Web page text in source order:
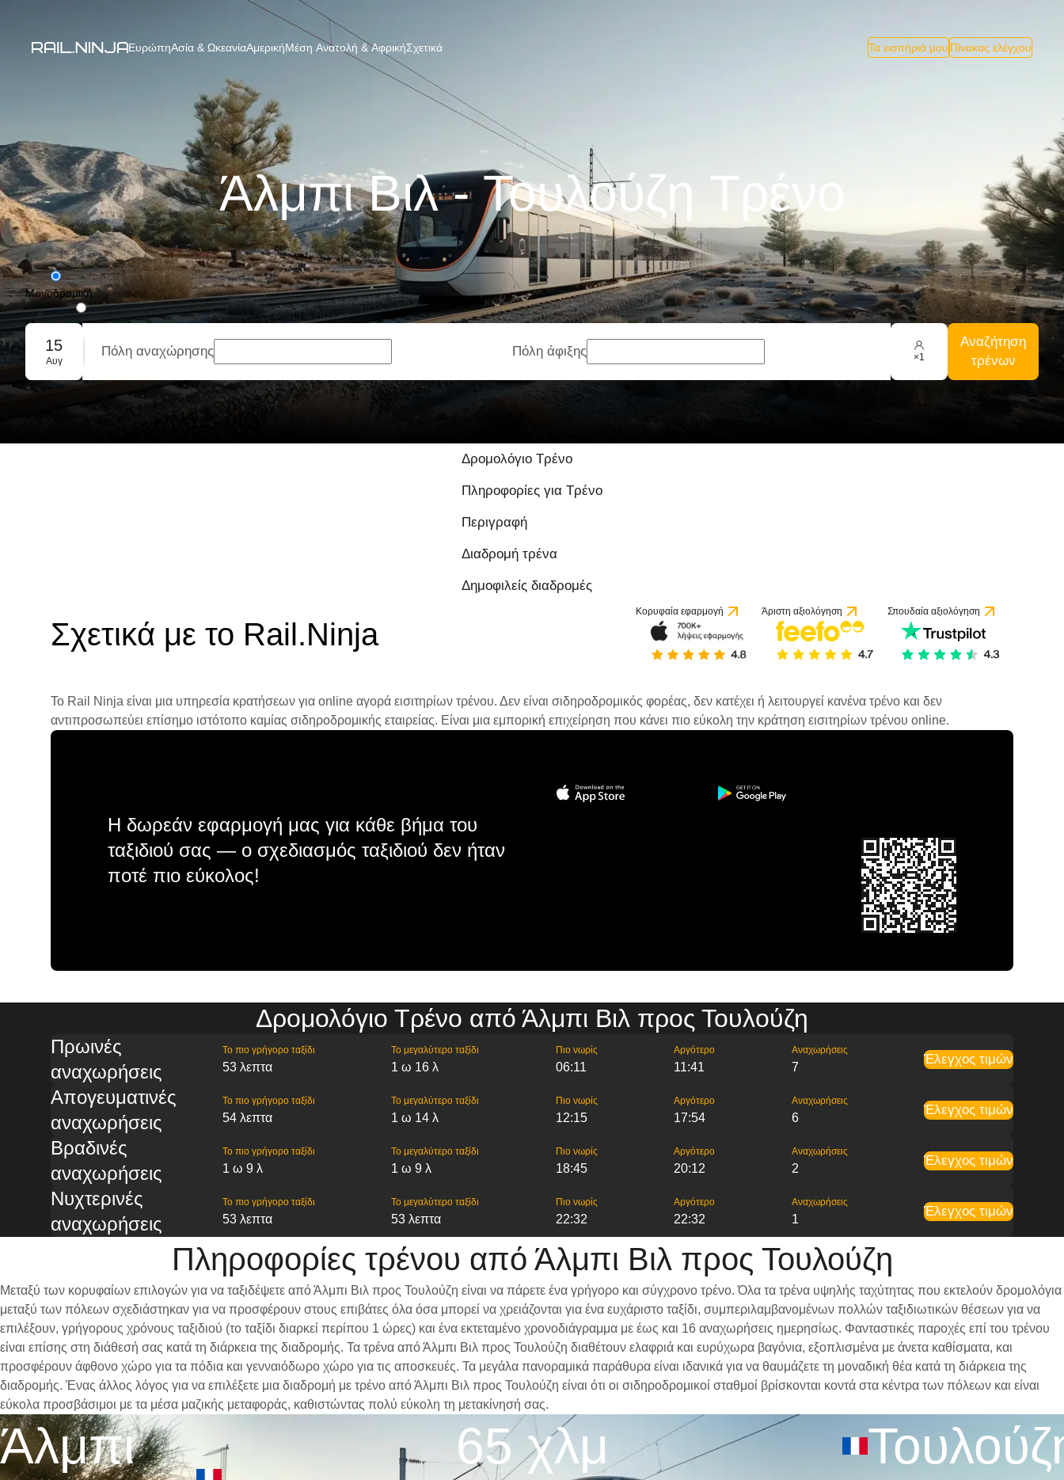
ΕυρώπηΑσία & ΩκεανίαΑμερικήΜέση Ανατολή & ΑφρικήΣχετικά Τα εισιτήριά μου Πίνακας ελέγχου
Άλμπι Βιλ - Τουλούζη Tρένο
Μονοδρομική
Με επιστροφή
Ομαδική κράτηση
15
Αυγ
Πόλη αναχώρησης Πόλη άφιξης ×1
Αναζήτηση
τρένων
Δρομολόγιο Τρένο
Πληροφορίες για Τρένο
Περιγραφή
Διαδρομή τρένα
Δημοφιλείς διαδρομές
Σχετικά με το Rail.Ninja
Κορυφαία εφαρμογή Άριστη αξιολόγηση Σπουδαία αξιολόγηση
Το Rail Ninja είναι μια υπηρεσία κρατήσεων για online αγορά εισιτηρίων τρένου. Δεν είναι σιδηροδρομικός φορέας, δεν κατέχει ή λειτουργεί κανένα τρένο και δεν
αντιπροσωπεύει επίσημο ιστότοπο καμίας σιδηροδρομικής εταιρείας. Είναι μια εμπορική επιχείρηση που κάνει πιο εύκολη την κράτηση εισιτηρίων τρένου online.
Η δωρεάν εφαρμογή μας για κάθε βήμα του
ταξιδιού σας — ο σχεδιασμός ταξιδιού δεν ήταν
ποτέ πιο εύκολος!
Δρομολόγιο Τρένο από Άλμπι Βιλ προς Τουλούζη
Πρωινές
αναχωρήσεις
Το πιο γρήγορο ταξίδι
53 λεπτα
Το μεγαλύτερο ταξίδι
1 ω 16 λ
Πιο νωρίς
06:11
Αργότερο
11:41
Αναχωρήσεις
7
Έλεγχος τιμών
Απογευματινές
αναχωρήσεις
Το πιο γρήγορο ταξίδι
54 λεπτα
Το μεγαλύτερο ταξίδι
1 ω 14 λ
Πιο νωρίς
12:15
Αργότερο
17:54
Αναχωρήσεις
6
Έλεγχος τιμών
Βραδινές
αναχωρήσεις
Το πιο γρήγορο ταξίδι
1 ω 9 λ
Το μεγαλύτερο ταξίδι
1 ω 9 λ
Πιο νωρίς
18:45
Αργότερο
20:12
Αναχωρήσεις
2
Έλεγχος τιμών
Νυχτερινές
αναχωρήσεις
Το πιο γρήγορο ταξίδι
53 λεπτα
Το μεγαλύτερο ταξίδι
53 λεπτα
Πιο νωρίς
22:32
Αργότερο
22:32
Αναχωρήσεις
1
Έλεγχος τιμών
Πληροφορίες τρένου από Άλμπι Βιλ προς Τουλούζη
Μεταξύ των κορυφαίων επιλογών για να ταξιδέψετε από Άλμπι Βιλ προς Τουλούζη είναι να πάρετε ένα γρήγορο και σύγχρονο τρένο. Όλα τα τρένα υψηλής ταχύτητας που εκτελούν δρομολόγια
μεταξύ των πόλεων σχεδιάστηκαν για να προσφέρουν στους επιβάτες όλα όσα μπορεί να χρειάζονται για ένα ευχάριστο ταξίδι, συμπεριλαμβανομένων πολλών ταξιδιωτικών θέσεων για να
επιλέξουν, γρήγορους χρόνους ταξιδιού (το ταξίδι διαρκεί περίπου 1 ώρες) και ένα εκτεταμένο χρονοδιάγραμμα με έως και 16 αναχωρήσεις ημερησίως. Φανταστικές παροχές επί του τρένου
είναι επίσης στη διάθεσή σας κατά τη διάρκεια της διαδρομής. Τα τρένα από Άλμπι Βιλ προς Τουλούζη διαθέτουν ελαφριά και ευρύχωρα βαγόνια, εξοπλισμένα με άνετα καθίσματα, και
προσφέρουν άφθονο χώρο για τα πόδια και γενναιόδωρο χώρο για τις αποσκευές. Τα μεγάλα πανοραμικά παράθυρα είναι ιδανικά για να θαυμάζετε τη μοναδική θέα κατά τη διάρκεια της
διαδρομής. Ένας άλλος λόγος για να επιλέξετε μια διαδρομή με τρένο από Άλμπι Βιλ προς Τουλούζη είναι ότι οι σιδηροδρομικοί σταθμοί βρίσκονται κοντά στα κέντρα των πόλεων και είναι
εύκολα προσβάσιμοι με τα μέσα μαζικής μεταφοράς, καθιστώντας πολύ εύκολη τη μετακίνησή σας.
Άλμπι
65 χλμ